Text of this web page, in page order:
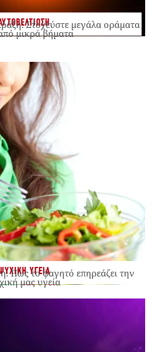
Στοχεύστε μεγάλα οράματα
μικρά βήματα
ΥΓΕΙΑ
Πώς το φαγητό επηρεάζει την
μας υγεία